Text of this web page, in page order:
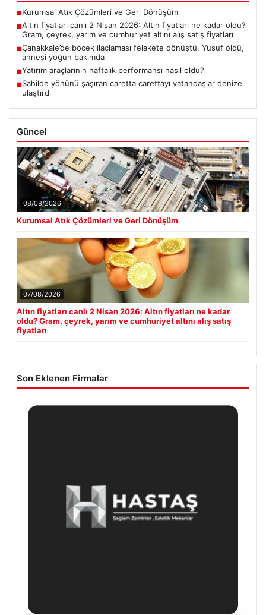
■Kurumsal Atık Çözümleri ve Geri Dönüşüm
■Altın fiyatları canlı 2 Nisan 2026: Altın fiyatları ne kadar oldu?
Gram, çeyrek, yarım ve cumhuriyet altını alış satış fiyatları
■Çanakkale’de böcek ilaçlaması felakete dönüştü. Yusuf öldü,
annesi yoğun bakımda
■Yatırım araçlarının haftalık performansı nasıl oldu?
■Sahilde yönünü şaşıran caretta carettayı vatandaşlar denize
ulaştırdı
Güncel
08/08/2026
Kurumsal Atık Çözümleri ve Geri Dönüşüm
07/08/2026
Altın fiyatları canlı 2 Nisan 2026: Altın fiyatları ne kadar
oldu? Gram, çeyrek, yarım ve cumhuriyet altını alış satış
fiyatları
Son Eklenen Firmalar